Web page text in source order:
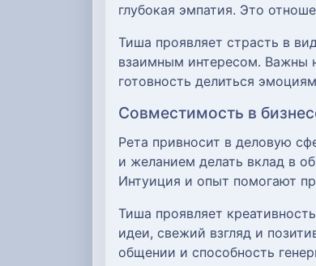
глубокая эмпатия. Это
Тиша проявляет страсть в
взаимным интересом. Важны
готовность делиться
Совместимость в
Рета привносит в деловую
и желанием делать вклад в
Интуиция и опыт помогают
Тиша проявляет
идеи, свежий взгляд и
общении и способность